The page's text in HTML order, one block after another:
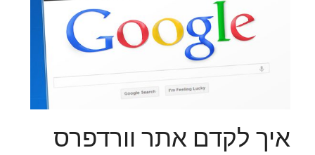
איך לקדם אתר וורדפרס